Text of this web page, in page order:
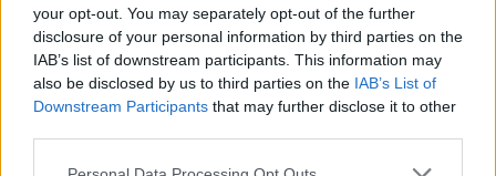
your opt-out. You may separately opt-out of the further
disclosure of your personal information by third parties on the
IAB’s list of downstream participants. This information may
also be disclosed by us to third parties on the IAB’s List of
Downstream Participants that may further disclose it to other
Please note that this website/app uses one or more Google